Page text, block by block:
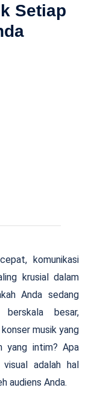
Setiap
komunikasi
krusial dalam
Anda sedang
berskala besar,
musik yang
yang intim? Apa
adalah hal
audiens Anda.